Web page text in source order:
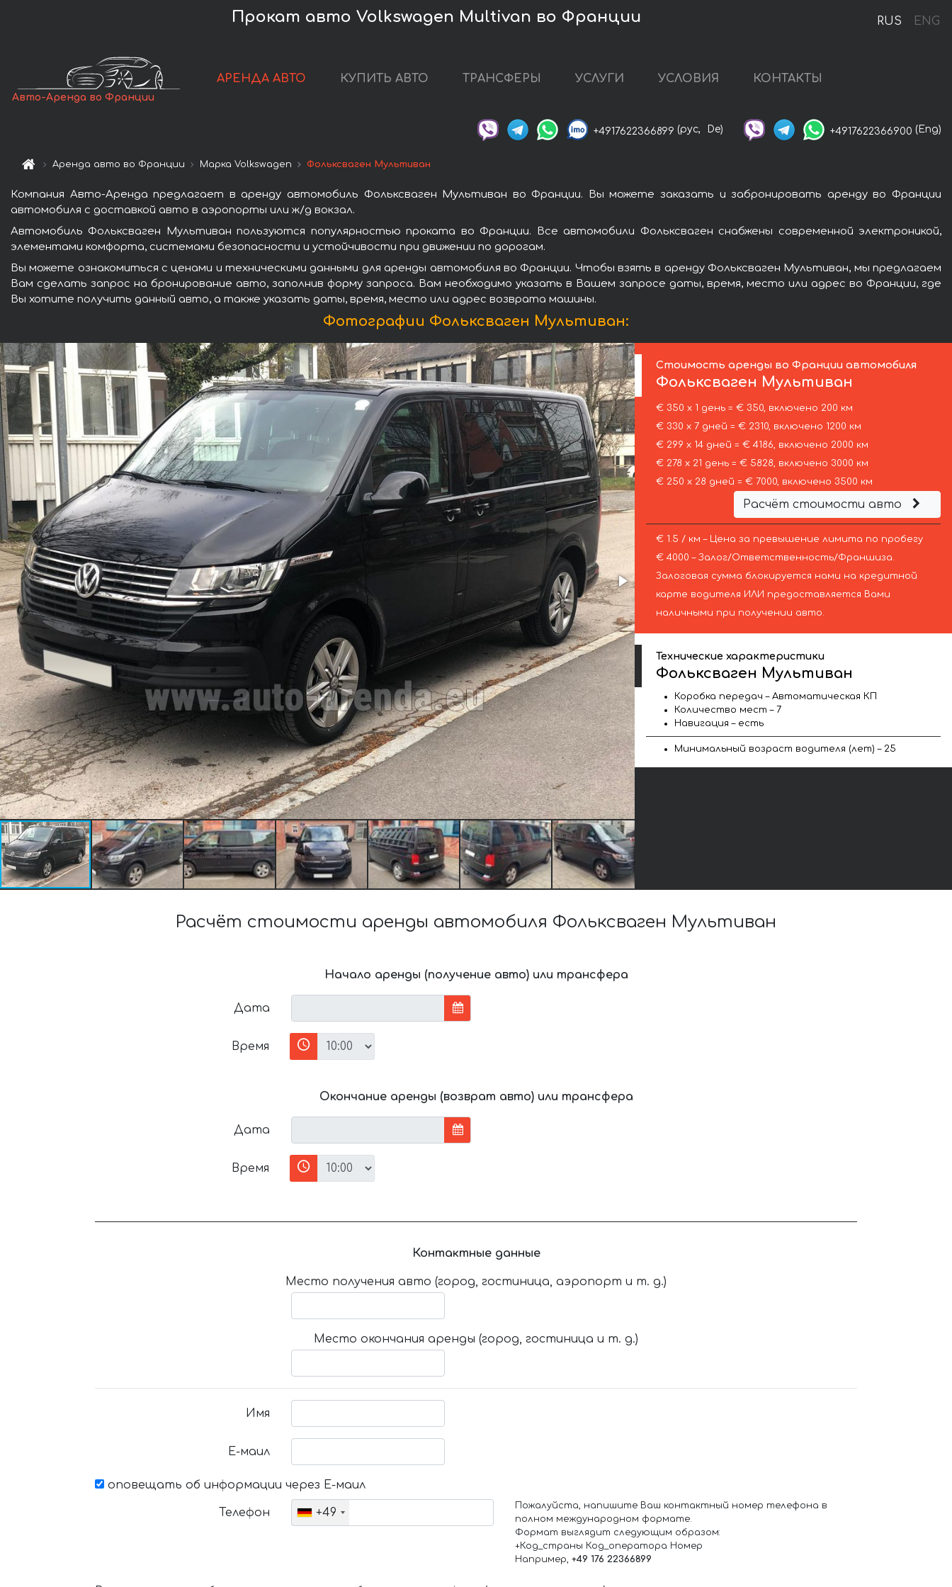
RUS ENG
Прокат авто Volkswagen Multivan во Франции
Авто-Аренда во Франции
АРЕНДА АВТО КУПИТЬ АВТО ТРАНСФЕРЫ УСЛУГИ УСЛОВИЯ КОНТАКТЫ
+4917622366899 (рус, De) +4917622366900 (Eng)
Аренда авто во Франции Марка Volkswagen Фольксваген Мультиван
Компания Авто-Аренда предлагает в аренду автомобиль Фольксваген Мультиван во Франции. Вы можете заказать и забронировать аренду во Франции
автомобиля с доставкой авто в аэропорты или ж/д вокзал.
Автомобиль Фольксваген Мультиван пользуются популярностью проката во Франции. Все автомобили Фольксваген снабжены современной электроникой,
элементами комфорта, системами безопасности и устойчивости при движении по дорогам.
Вы можете ознакомиться с ценами и техническими данными для аренды автомобиля во Франции. Чтобы взять в аренду Фольксваген Мультиван, мы предлагаем
Вам сделать запрос на бронирование авто, заполнив форму запроса. Вам необходимо указать в Вашем запросе даты, время, место или адрес во Франции, где
Вы хотите получить данный авто, а также указать даты, время, место или адрес возврата машины.
Фотографии Фольксваген Мультиван:
Стоимость аренды во Франции автомобиля
Фольксваген Мультиван
€ 350 х 1 день = € 350, включено 200 км
€ 330 х 7 дней = € 2310, включено 1200 км
€ 299 х 14 дней = € 4186, включено 2000 км
€ 278 х 21 день = € 5828, включено 3000 км
€ 250 х 28 дней = € 7000, включено 3500 км
Расчёт стоимости авто
€ 1.5 / км – Цена за превышение лимита по пробегу
€ 4000 – Залог/Ответственность/Франшиза.
Залоговая сумма блокируется нами на кредитной
карте водителя ИЛИ предоставляется Вами
наличными при получении авто.
Технические характеристики
Фольксваген Мультиван
Коробка передач – Автоматическая КП
Количество мест – 7
Навигация – есть
Минимальный возраст водителя (лет) – 25
Расчёт стоимости аренды автомобиля Фольксваген Мультиван
Начало аренды (получение авто) или трансфера
Дата
Время
Окончание аренды (возврат авто) или трансфера
Дата
Время
Контактные данные
Место получения авто (город, гостиница, аэропорт и т. д.)
Место окончания аренды (город, гостиница и т. д.)
Имя
Е-маил
оповещать об информации через Е-маил
Телефон +49
Пожалуйста, напишите Ваш контактный номер телефона в
полном международном формате.
Формат выглядит следующим образом:
+Код_страны Код_оператора Номер
Например, +49 176 22366899